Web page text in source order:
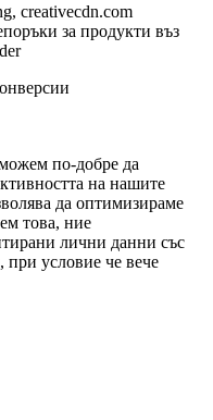
creativecdn.com
за продукти въз
по-добре да
на нашите
да оптимизираме
това, ние
лични данни със
условие че вече